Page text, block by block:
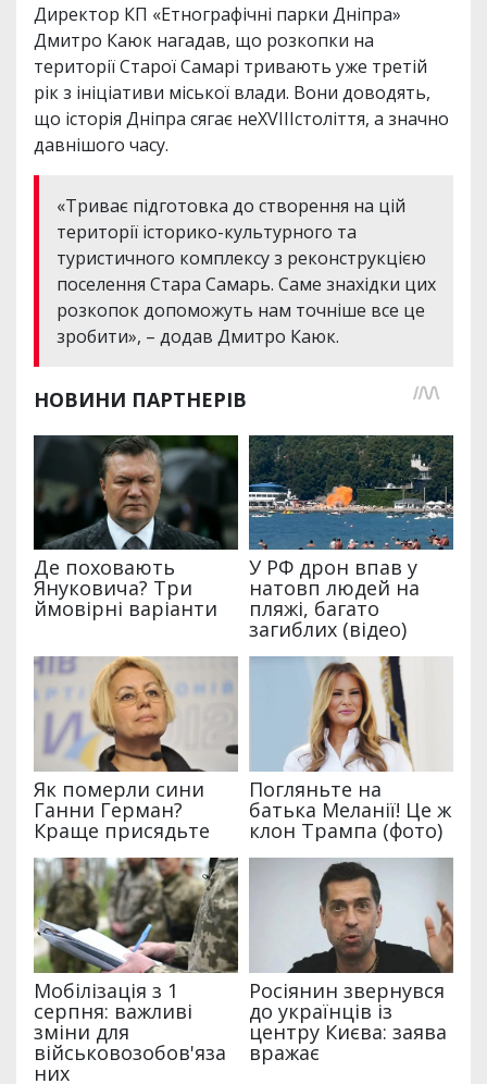
Директор КП «Етнографічні парки Дніпра»
Дмитро Каюк нагадав, що розкопки на
території Старої Самарі тривають уже третій
рік з ініціативи міської влади. Вони доводять,
що історія Дніпра сягає неXVIIIстоліття, а значно
давнішого часу.
«Триває підготовка до створення на цій
території історико-культурного та
туристичного комплексу з реконструкцією
поселення Стара Самарь. Саме знахідки цих
розкопок допоможуть нам точніше все це
зробити», – додав Дмитро Каюк.